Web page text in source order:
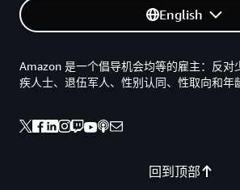
English
回到顶部
Amazon 是一个倡导机会均等的雇主：反对
疾人士、退伍军人、性别认同、性取向和年